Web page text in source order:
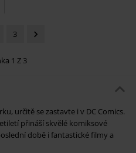
3
1 Z 3
určitě se zastavte i v DC Comics.
přináší skvělé komiksové
době i fantastické filmy a